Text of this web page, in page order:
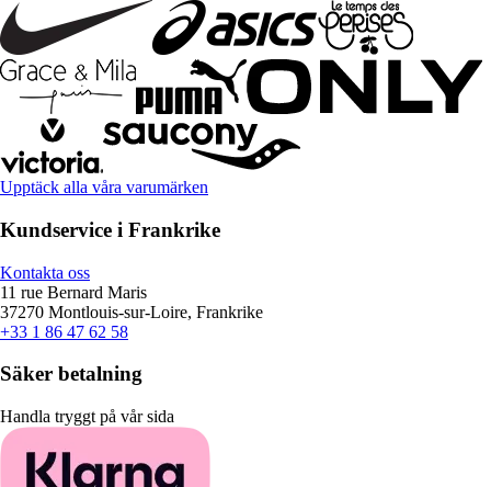
Upptäck alla våra varumärken
Kundservice i Frankrike
Kontakta oss
11 rue Bernard Maris
37270 Montlouis-sur-Loire, Frankrike
+33 1 86 47 62 58
Säker betalning
Handla tryggt på vår sida